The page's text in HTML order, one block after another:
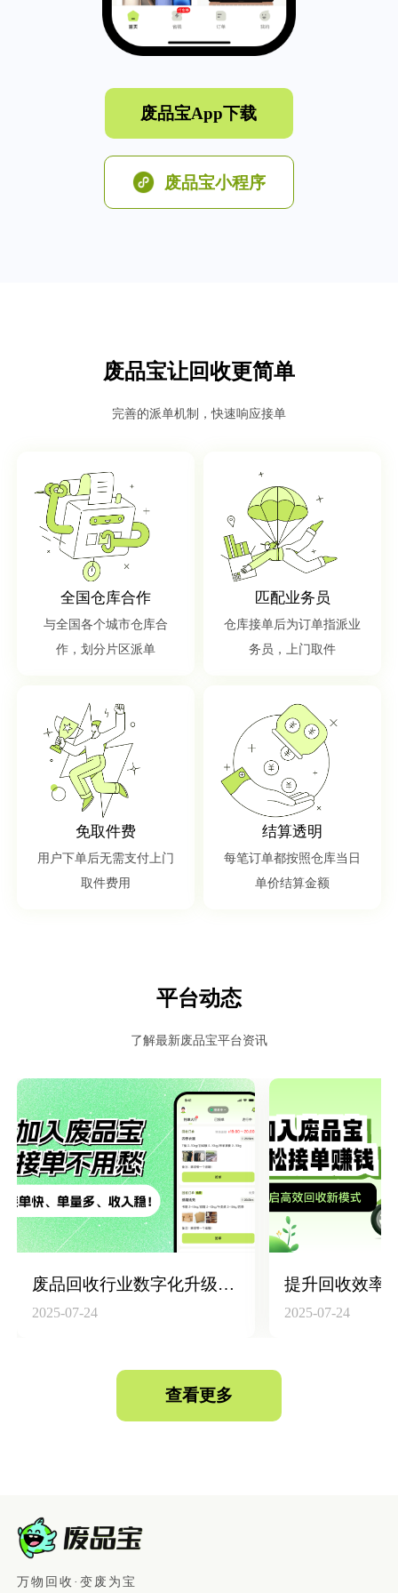
废品宝App下载
废品宝小程序
废品宝让回收更简单
完善的派单机制，快速响应接单
全国仓库合作
与全国各个城市仓库合
作，划分片区派单
匹配业务员
仓库接单后为订单指派业
务员，上门取件
免取件费
用户下单后无需支付上门
取件费用
结算透明
每笔订单都按照仓库当日
单价结算金额
平台动态
了解最新废品宝平台资讯
废品回收行业数字化升级：构建“回收员+平台+仓库”高效联动体系
2025-07-24 2025-07-24
查看更多
万物回收·变废为宝